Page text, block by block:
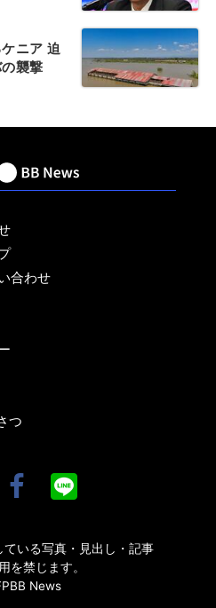
ニア 迫
襲撃
合わせ
つ
いる写真・見出し・記事
を禁じます。
News